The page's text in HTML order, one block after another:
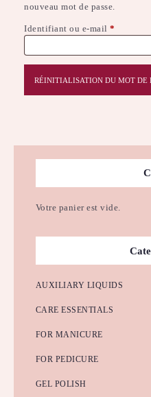
nouveau mot de passe.
Identifiant ou e-mail *
RÉINITIALISATION DU MOT DE
Votre panier est vide.
AUXILIARY LIQUIDS
CARE ESSENTIALS
FOR MANICURE
FOR PEDICURE
GEL POLISH